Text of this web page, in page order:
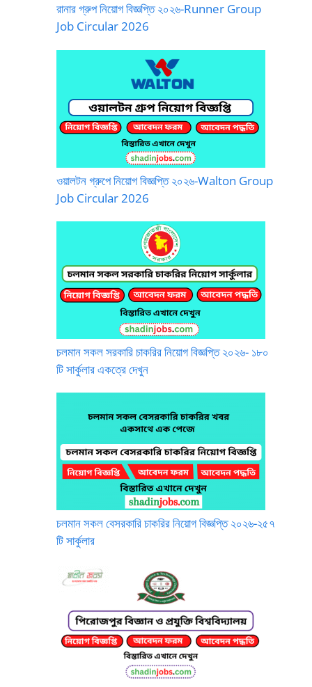
রানার গ্রুপ নিয়োগ বিজ্ঞপ্তি ২০২৬-Runner Group
Job Circular 2026
ওয়ালটন গ্রুপে নিয়োগ বিজ্ঞপ্তি ২০২৬-Walton Group
Job Circular 2026
চলমান সকল সরকারি চাকরির নিয়োগ বিজ্ঞপ্তি ২০২৬- ১৮০
টি সার্কুলার একত্রে দেখুন
চলমান সকল বেসরকারি চাকরির নিয়োগ বিজ্ঞপ্তি ২০২৬-২৫৭
টি সার্কুলার